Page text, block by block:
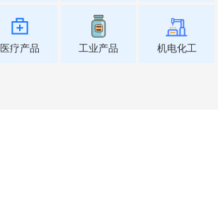
医疗产品 工业产品 机电化工